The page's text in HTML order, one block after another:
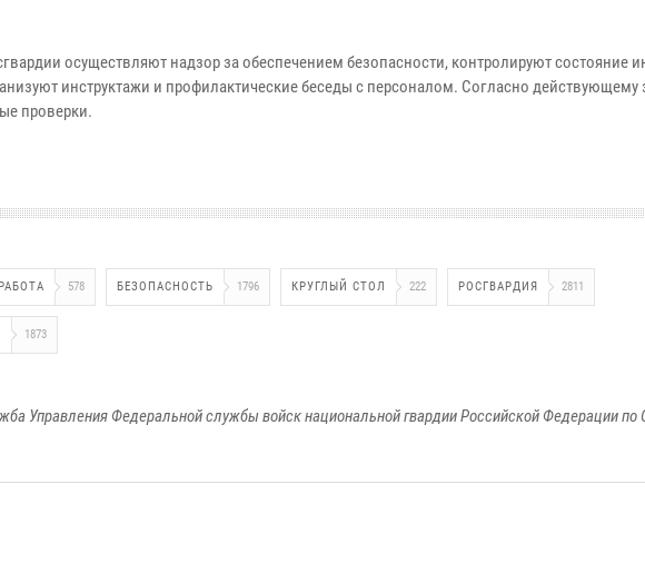
осуществляют надзор за обеспечением безопасности, контролируют состояние
инструктажи и профилактические беседы с персоналом. Согласно действующему
проверки.
578 БЕЗОПАСНОСТЬ 1796 КРУГЛЫЙ СТОЛ 222 РОСГВАРДИЯ 2811
1873
Управления Федеральной службы войск национальной гвардии Российской Федерации по